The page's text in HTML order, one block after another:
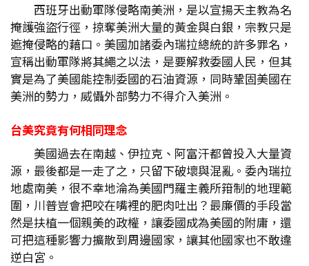
西班牙出動軍隊侵略南美洲，是以宣揚天主教為名
掩護強盜行徑，掠奪美洲大量的黃金與白銀，宗教只是
遮掩侵略的藉口。美國加諸委內瑞拉總統的許多罪名，
宣稱出動軍隊將其繩之以法，是要解救委國人民，但其
實是為了美國能控制委國的石油資源，同時鞏固美國在
美洲的勢力，威懾外部勢力不得介入美洲。
台美究竟有何相同理念
美國過去在南越、伊拉克、阿富汗都曾投入大量資
源，最後都是一走了之，只留下破壞與混亂。委內瑞拉
地處南美，很不幸地淪為美國門羅主義所箝制的地理範
圍，川普豈會把咬在嘴裡的肥肉吐出？最廉價的手段當
然是扶植一個親美的政權，讓委國成為美國的附庸，還
可把這種影響力擴散到周邊國家，讓其他國家也不敢違
逆白宮。